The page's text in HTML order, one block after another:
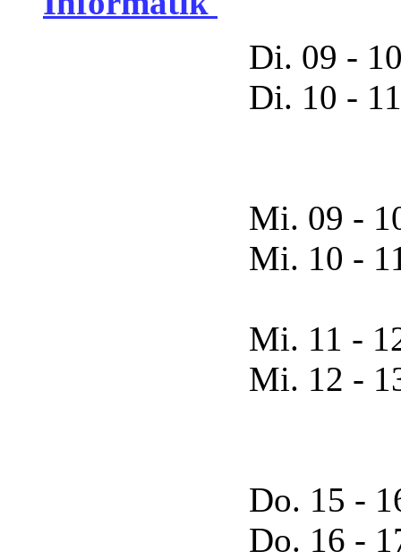
Di. 09 - 10
Di. 10 - 11 digital
Mi. 09 - 10
Mi. 10 - 11 digital
Mi. 11 - 12
Mi. 12 - 13 digital
Do. 15 - 16
Do. 16 - 17 digital